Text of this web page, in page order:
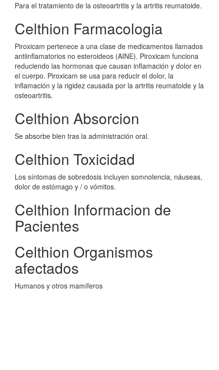
Para el tratamiento de la osteoartritis y la artritis reumatoide.
Celthion Farmacologia
Piroxicam pertenece a una clase de medicamentos llamados
antiinflamatorios no esteroideos (AINE). Piroxicam funciona
reduciendo las hormonas que causan inflamación y dolor en
el cuerpo. Piroxicam se usa para reducir el dolor, la
inflamación y la rigidez causada por la artritis reumatoide y la
osteoartritis.
Celthion Absorcion
Se absorbe bien tras la administración oral.
Celthion Toxicidad
Los síntomas de sobredosis incluyen somnolencia, náuseas,
dolor de estómago y / o vómitos.
Celthion Informacion de
Pacientes
Celthion Organismos
afectados
Humanos y otros mamíferos